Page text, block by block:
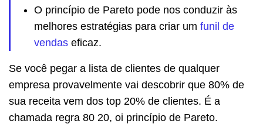
O princípio de Pareto pode nos conduzir às
melhores estratégias para criar um funil de
vendas eficaz.
Se você pegar a lista de clientes de qualquer
empresa provavelmente vai descobrir que 80% de
sua receita vem dos top 20% de clientes. É a
chamada regra 80 20, oi princípio de Pareto.